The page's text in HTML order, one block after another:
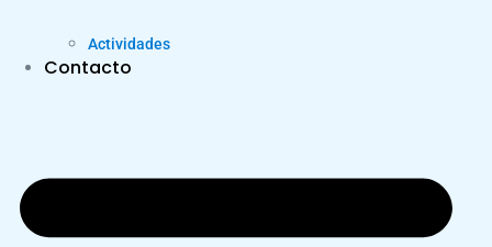
Actividades
Contacto